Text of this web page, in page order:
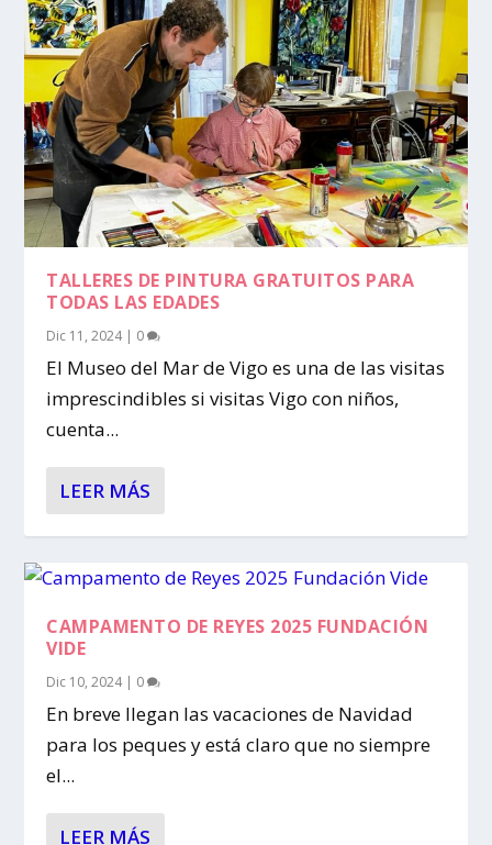
TALLERES DE PINTURA GRATUITOS PARA
TODAS LAS EDADES
Dic 11, 2024| 0
El Museo del Mar de Vigo es una de las visitas
imprescindibles si visitas Vigo con niños,
cuenta...
LEER MÁS
CAMPAMENTO DE REYES 2025 FUNDACIÓN
VIDE
Dic 10, 2024| 0
En breve llegan las vacaciones de Navidad
para los peques y está claro que no siempre
el...
LEER MÁS